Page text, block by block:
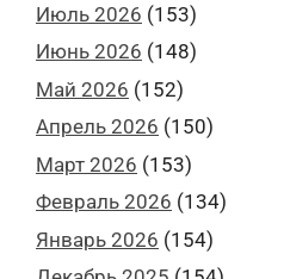
Июль 2026 (153)
Июнь 2026 (148)
Май 2026 (152)
Апрель 2026 (150)
Март 2026 (153)
Февраль 2026 (134)
Январь 2026 (154)